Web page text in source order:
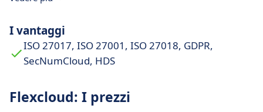
I vantaggi
ISO 27017, ISO 27001, ISO 27018, GDPR,
SecNumCloud, HDS
Flexcloud: I prezzi